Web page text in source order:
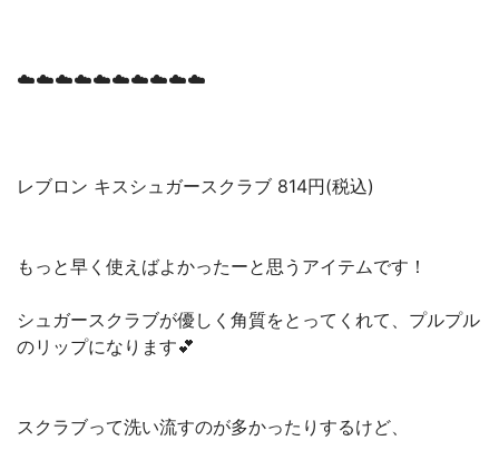
☁️☁️☁️☁️☁️☁️☁️☁️☁️☁️
レブロン キスシュガースクラブ 814円(税込)
もっと早く使えばよかったーと思うアイテムです！
シュガースクラブが優しく角質をとってくれて、プルプル
のリップになります💕
スクラブって洗い流すのが多かったりするけど、